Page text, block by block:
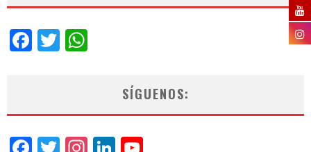
Facebook
Twitter
SÍGUENOS: